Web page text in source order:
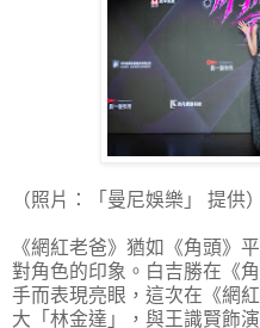
（照片：「曼尼娛樂」 提供）
《網紅老爸》猶如《角頭》
對角色的印象。白吉勝在《
手而表現亮眼，這次在《網
大「林金達」，與王識賢飾